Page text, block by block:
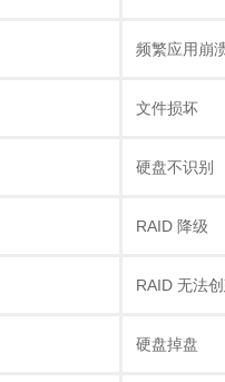
频繁应用崩
文件损坏
硬盘不识别
RAID 降级
RAID 无法
硬盘掉盘